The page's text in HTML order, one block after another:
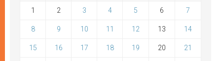
1 2 3 4 5 6 7
8 9 10 11 12 13 14
15 16 17 18 19 20 21